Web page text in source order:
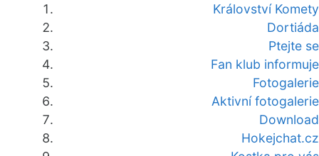
Království Komety
Dortiáda
Ptejte se
Fan klub informuje
Fotogalerie
Aktivní fotogalerie
Download
Hokejchat.cz